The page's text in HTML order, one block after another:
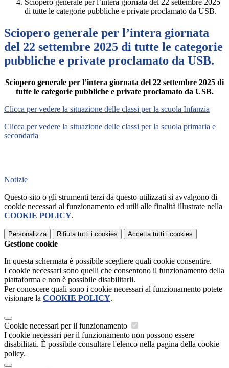
Sciopero generale per l’intera giornata del 22 settembre 2025
di tutte le categorie pubbliche e private proclamato da USB.
Sciopero generale per l’intera giornata
del 22 settembre 2025 di tutte le categorie
pubbliche e private proclamato da USB.
Sciopero generale per l’intera giornata del 22 settembre 2025 di
tutte le categorie pubbliche e private proclamato da USB.
Clicca per vedere la situazione delle classi per la scuola Infanzia
Clicca per vedere la situazione delle classi per la scuola primaria e
secondaria
Notizie
Questo sito o gli strumenti terzi da questo utilizzati si avvalgono di
cookie necessari al funzionamento ed utili alle finalità illustrate nella
COOKIE POLICY.
Personalizza Rifiuta tutti i cookies Accetta tutti i cookies
Gestione cookie
In questa schermata è possibile scegliere quali cookie consentire.
I cookie necessari sono quelli che consentono il funzionamento della
piattaforma e non è possibile disabilitarli.
Per conoscere quali sono i cookie necessari al funzionamento potete
visionare la COOKIE POLICY.
Cookie necessari per il funzionamento
I cookie necessari per il funzionamento non possono essere
disabilitati. È possibile consultare l'elenco nella pagina della cookie
policy.